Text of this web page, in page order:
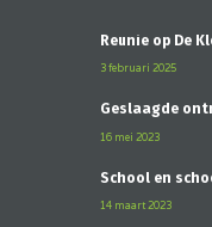
Reünie op De
3 februari 2025
Geslaagde
16 mei 2023
School en
14 maart 2023